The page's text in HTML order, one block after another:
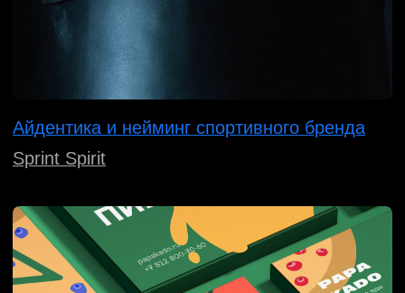
Логотип и айдентика скульптора
и одноименной галереи